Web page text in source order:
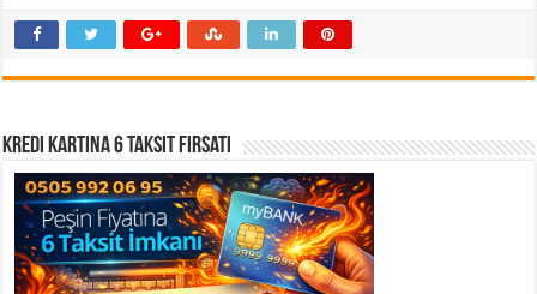
Kredi Kartına 6 Taksit Fırsatı